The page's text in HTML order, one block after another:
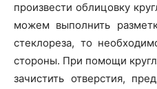
произвести облицовку
можем выполнить
стеклореза, то
стороны. При помощи
зачистить отверстия,